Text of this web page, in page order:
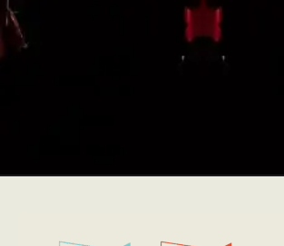
¡HAZTE CON TU ABONO!